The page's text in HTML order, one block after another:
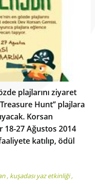
plajlarını ziyaret
Hunt’’ plajlara
Korsan
27 Ağustos 2014
katılıp, ödül
, kuşadası yaz etkinliği,